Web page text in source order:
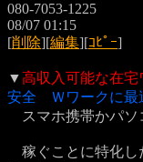
080-7053-1225
08/07 01:15
[削除][編集][ｺﾋﾟｰ]
▼高収入可能な在宅
安全 Ｗワークに最
スマホ携帯かパソ
稼ぐことに特化し